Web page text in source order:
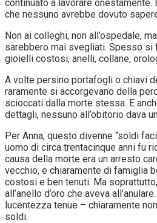
continuato a lavorare onestamente.
che nessuno avrebbe dovuto
Non ai colleghi, non all’ospedale,
sarebbero mai svegliati. Spesso si
gioielli costosi, anelli, collane,
A volte persino portafogli o chiavi
raramente si accorgevano della
scioccati dalla morte stessa. E
dettagli, nessuno all’obitorio dava
Per Anna, questo divenne “soldi
uomo di circa trentacinque anni fu
causa della morte era un arresto
vecchio, e chiaramente di famiglia
costosi e ben tenuti. Ma
all’anello d’oro che aveva
lucentezza tenue – chiaramente
soldi.